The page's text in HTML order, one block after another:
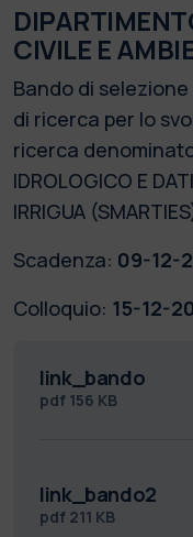
CIVILE E
Bando di
di ricerca per lo
ricerca denominato:
IDROLOGICO E
IRRIGUA
Scadenza: 09-12-
Colloquio: 15-12-
link_bando
pdf 156 KB
link_bando2
pdf 211 KB